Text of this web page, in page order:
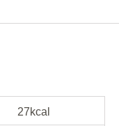
27kcal